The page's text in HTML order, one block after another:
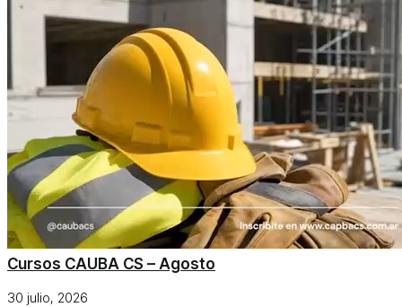
Cursos CAUBA CS – Agosto
30 julio, 2026